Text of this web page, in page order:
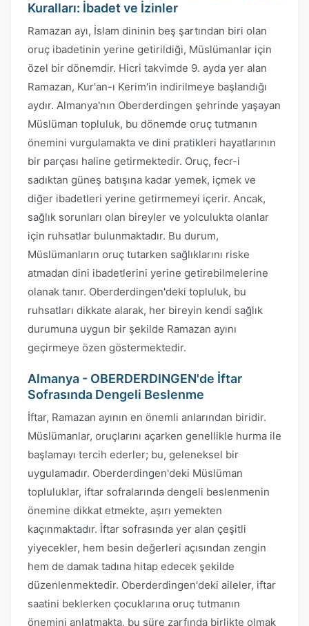
Kuralları: İbadet ve İzinler
Ramazan ayı, İslam dininin beş şartından biri olan
oruç ibadetinin yerine getirildiği, Müslümanlar için
özel bir dönemdir. Hicri takvimde 9. ayda yer alan
Ramazan, Kur'an-ı Kerim'in indirilmeye başlandığı
aydır. Almanya'nın Oberderdingen şehrinde yaşayan
Müslüman topluluk, bu dönemde oruç tutmanın
önemini vurgulamakta ve dini pratikleri hayatlarının
bir parçası haline getirmektedir. Oruç, fecr-i
sadıktan güneş batışına kadar yemek, içmek ve
diğer ibadetleri yerine getirmemeyi içerir. Ancak,
sağlık sorunları olan bireyler ve yolculukta olanlar
için ruhsatlar bulunmaktadır. Bu durum,
Müslümanların oruç tutarken sağlıklarını riske
atmadan dini ibadetlerini yerine getirebilmelerine
olanak tanır. Oberderdingen'deki topluluk, bu
ruhsatları dikkate alarak, her bireyin kendi sağlık
durumuna uygun bir şekilde Ramazan ayını
geçirmeye özen göstermektedir.
Almanya - OBERDERDINGEN'de İftar
Sofrasında Dengeli Beslenme
İftar, Ramazan ayının en önemli anlarından biridir.
Müslümanlar, oruçlarını açarken genellikle hurma ile
başlamayı tercih ederler; bu, geleneksel bir
uygulamadır. Oberderdingen'deki Müslüman
topluluklar, iftar sofralarında dengeli beslenmenin
önemine dikkat etmekte, aşırı yemekten
kaçınmaktadır. İftar sofrasında yer alan çeşitli
yiyecekler, hem besin değerleri açısından zengin
hem de damak tadına hitap edecek şekilde
düzenlenmektedir. Oberderdingen'deki aileler, iftar
saatini beklerken çocuklarına oruç tutmanın
önemini anlatmakta, bu süre zarfında birlikte olmak